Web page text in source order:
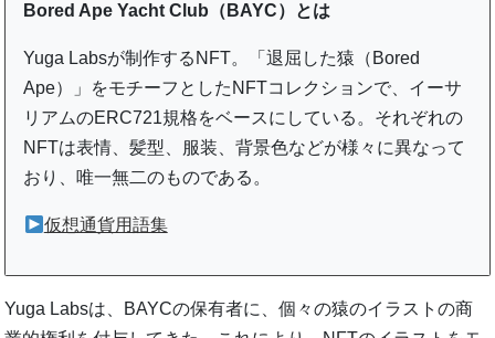
Bored Ape Yacht Club（BAYC）とは
Yuga Labsが制作するNFT。「退屈した猿（Bored
Ape）」をモチーフとしたNFTコレクションで、イーサ
リアムのERC721規格をベースにしている。それぞれの
NFTは表情、髪型、服装、背景色などが様々に異なって
おり、唯一無二のものである。
仮想通貨用語集
Yuga Labsは、BAYCの保有者に、個々の猿のイラストの商